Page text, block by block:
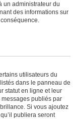
un administrateur du
des informations sur
utilisateurs du
dans le panneau de
statut en ligne et leur
publiés par
Si vous ajoutez
publiera seront